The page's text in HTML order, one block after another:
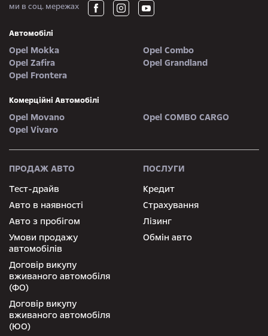
ми в соц. мережах
Автомобілі
Opel Mokka
Opel Combo
Opel Zafira
Opel Grandland
Opel Frontera
Комерційні Автомобілі
Opel Movano
Opel COMBO CARGO
Opel Vivaro
ПРОДАЖ АВТО
Тест-драйв
Авто в наявності
Авто з пробігом
Умови продажу
автомобілів
Договір викупу
вживаного автомобіля
(ФО)
Договір викупу
вживаного автомобіля
(ЮО)
ПОСЛУГИ
Кредит
Страхування
Лізинг
Обмін авто